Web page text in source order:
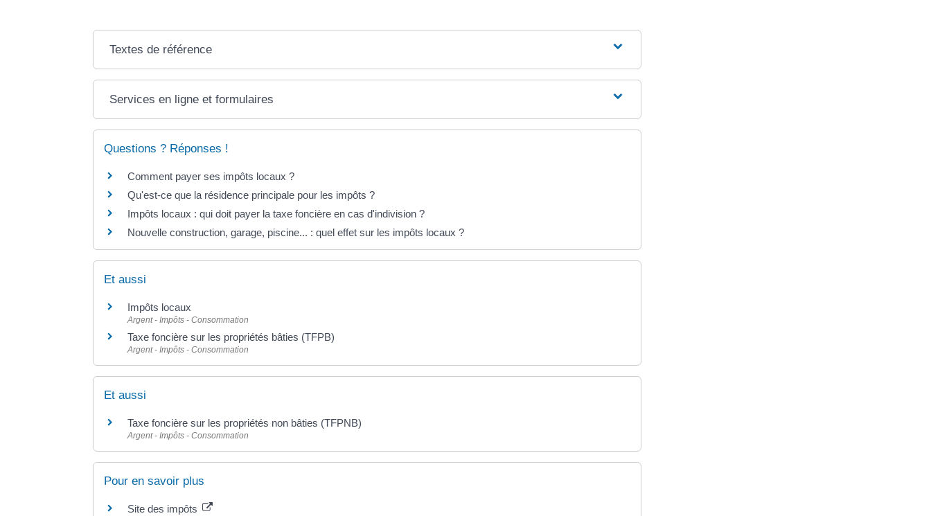
Textes de référence
Services en ligne et formulaires
Questions ? Réponses !
Comment payer ses impôts locaux ?
Qu'est-ce que la résidence principale pour les impôts ?
Impôts locaux : qui doit payer la taxe foncière en cas d'indivision ?
Nouvelle construction, garage, piscine... : quel effet sur les impôts locaux ?
Et aussi
Impôts locaux
Argent - Impôts - Consommation
Taxe foncière sur les propriétés bâties (TFPB)
Argent - Impôts - Consommation
Et aussi
Taxe foncière sur les propriétés non bâties (TFPNB)
Argent - Impôts - Consommation
Pour en savoir plus
Site des impôts